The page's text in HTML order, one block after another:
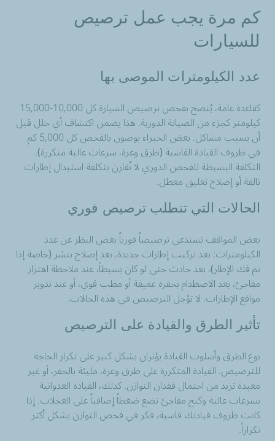
كم مرة يجب عمل ترصيص
للسيارات
عدد الكيلومترات الموصى بها
كقاعدة عامة، يُنصح بفحص ترصيص السيارة كل 10,000-15,000
كيلومتر كجزء من الصيانة الدورية. هذا يضمن اكتشاف أي خلل قبل
أن يسبب مشاكل. بعض الخبراء يوصون بالفحص كل 5,000 كم
في ظروف القيادة القاسية (طرق وعرة، سرعات عالية متكررة).
التكلفة البسيطة للفحص الدوري لا تُقارن بتكلفة استبدال إطارات
تالفة أو إصلاح تعليق معطل.
الحالات التي تتطلب ترصيص فوري
بعض المواقف تستدعي ترصيصاً فورياً بغض النظر عن عدد
الكيلومترات: بعد تركيب إطارات جديدة، بعد إصلاح بنشر (خاصة إذا
تم فك الإطار)، بعد حادث حتى لو كان بسيطاً، عند ملاحظة اهتزاز
مفاجئ، بعد الاصطدام بحفرة عميقة أو مطب قوي، أو عند تدوير
مواقع الإطارات. لا تؤجل الترصيص في هذه الحالات.
تأثير الطرق والقيادة على الترصيص
نوع الطرق وأسلوب القيادة يؤثران بشكل كبير على تكرار الحاجة
للترصيص. القيادة المتكررة على طرق وعرة، مليئة بالحفر، أو غير
معبدة تزيد من احتمال فقدان التوازن. كذلك، القيادة العدوانية
بسرعات عالية وكبح مفاجئ تضع ضغطاً إضافياً على العجلات. إذا
كانت ظروف قيادتك قاسية، فكر في فحص التوازن بشكل أكثر
تكراراً.